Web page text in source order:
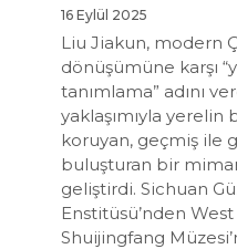
16 Eylül 2025
Liu Jiakun, modern
dönüşümüne karşı
tanımlama” adını
yaklaşımıyla yerelin
koruyan, geçmiş ile
buluşturan bir
geliştirdi. Sichuan
Enstitüsü’nden West
Shuijingfang